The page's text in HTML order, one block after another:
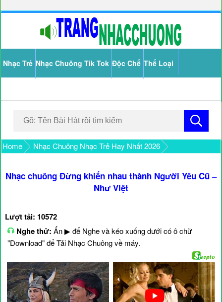
Nhạc Trẻ Nhạc Chuông Tik Tok Độc Chế Thể Loại
Home Nhạc Chuông Nhạc Trẻ Hay Nhất 2026
Nhạc chuông Đừng khiến nhau thành Người Yêu Cũ –
Như Việt
Lượt tải: 10572
Nghe thử: Ấn ▶ để Nghe và kéo xuống dưới có ô chữ
"Download" để Tải Nhạc Chuông về máy.